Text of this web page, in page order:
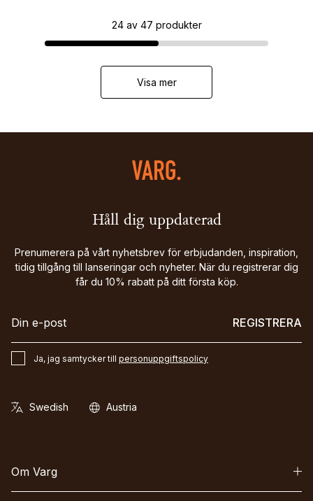
24 av 47 produkter
Visa mer
Håll dig uppdaterad
Prenumerera på vårt nyhetsbrev för erbjudanden, inspiration,
tidig tillgång till lanseringar och nyheter. När du registrerar dig
får du 10% rabatt på ditt första köp.
REGISTRERA
Ja, jag samtycker till personuppgiftspolicy
Om Varg